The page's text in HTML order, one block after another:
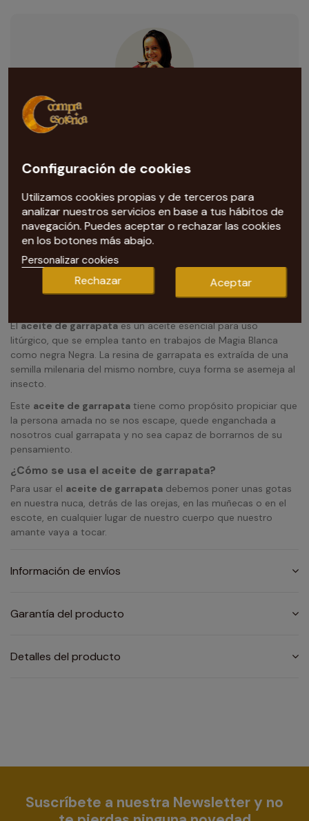
¿Necesitas ayuda con esta compra?
info@compraesoterica.com
Nuestra tarotista te recomienda Aceite de garrapata
Elaceite de garrapataes un aceite esencial para uso
litúrgico, que se emplea tanto en trabajos de Magia Blanca
como negra Negra. La resina de garrapata es extraída de una
semilla milenaria del mismo nombre, cuya forma se asemeja al
insecto.
Este aceite de garrapata tiene como propósito propiciar que
la persona amada no se nos escape, quede enganchada a
nosotros cual garrapata y no sea capaz de borrarnos de su
pensamiento.
¿Cómo se usa el aceite de garrapata?
Para usar el aceite de garrapata debemos poner unas gotas
en nuestra nuca, detrás de las orejas, en las muñecas o en el
escote, en cualquier lugar de nuestro cuerpo que nuestro
amante vaya a tocar.
Información de envíos
Garantía del producto
Detalles del producto
Suscríbete a nuestra Newsletter y no
Configuración de cookies
Utilizamos cookies propias y de terceros para
analizar nuestros servicios en base a tus hábitos de
navegación. Puedes aceptar o rechazar las cookies
en los botones más abajo.
Personalizar cookies
Rechazar Aceptar